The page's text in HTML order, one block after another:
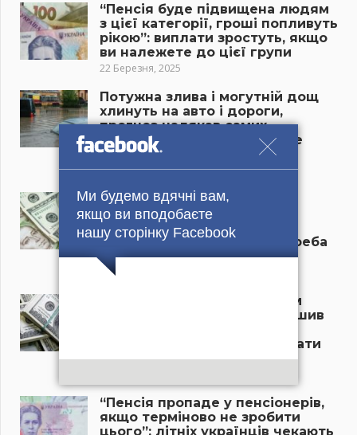
Ми будемо вдячні вам,
якщо ви вподобаєте
нашу сторінку Facebook
“Пенсія буде підвищена людям
з цієї категорії, гроші попливуть
рікою”: виплати зростуть, якщо
ви належете до цієї групи
22 Березня, 2025
Потужна злива і могутній дощ
хлинуть на авто і дороги,
прогноз налякав самих
синоптиків: куди завтра пре
мороз і снігопад?
22 Березня, 2025
“Новий курс долара в
українських банках
приголомшив усіх”: скільки
тепер коштує валюта, чи треба
бігти в обмінники?
21 Березня, 2025
“Долар різко змінив напрям
руху, курс валют приголомшив
обмінниках та чи час рятувати
гроші?
“Пенсія пропаде у пенсіонерів,
якщо терміново не зробити
цього”: літніх українців чекають